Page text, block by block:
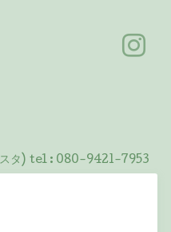
タ) tel : 080-9421-7953